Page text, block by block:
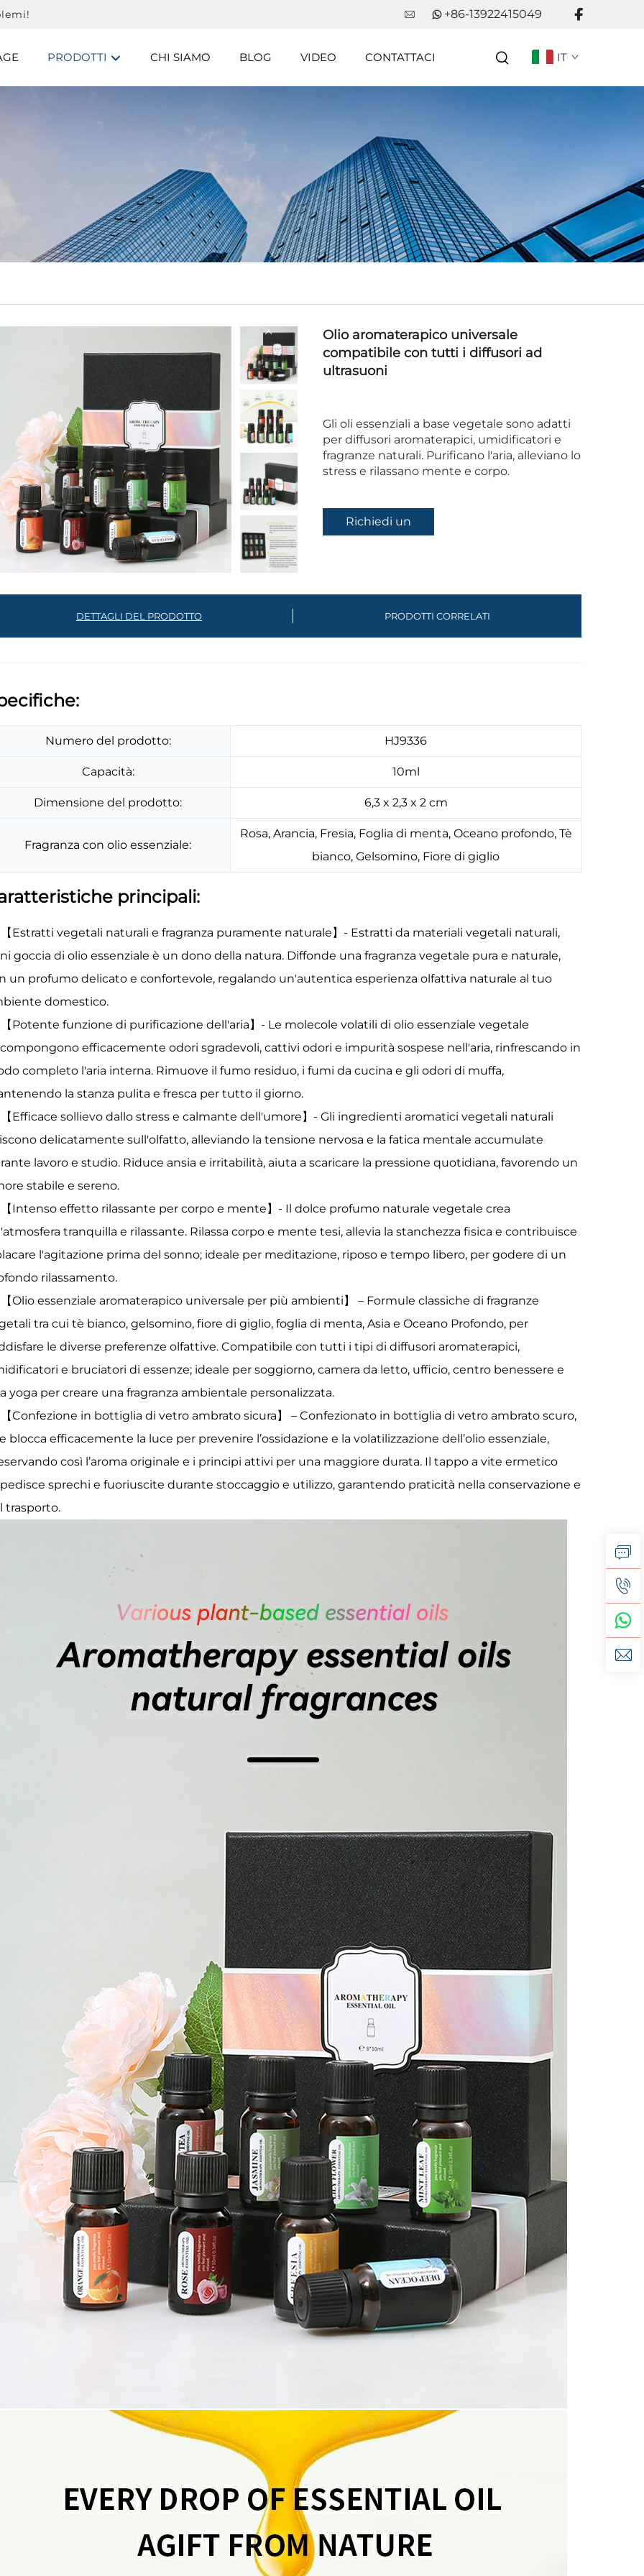
+86-13922415049
PRODOTTI CHI SIAMO BLOG VIDEO CONTATTACI IT
Olio aromaterapico universale
compatibile con tutti i diffusori ad
ultrasuoni
Gli oli essenziali a base vegetale sono adatti
per diffusori aromaterapici, umidificatori e
fragranze naturali. Purificano l'aria, alleviano lo
stress e rilassano mente e corpo.
Richiedi un
DETTAGLI DEL PRODOTTO PRODOTTI CORRELATI
Numero del prodotto: HJ9336
Capacità: 10ml
Dimensione del prodotto: 6,3 x 2,3 x 2 cm
Fragranza con olio essenziale:
Rosa, Arancia, Fresia, Foglia di menta, Oceano profondo, Tè
bianco, Gelsomino, Fiore di giglio
principali:
【Estratti vegetali naturali e fragranza puramente naturale】- Estratti da materiali vegetali naturali,
goccia di olio essenziale è un dono della natura. Diffonde una fragranza vegetale pura e naturale,
un profumo delicato e confortevole, regalando un'autentica esperienza olfattiva naturale al tuo
domestico.
【Potente funzione di purificazione dell'aria】- Le molecole volatili di olio essenziale vegetale
efficacemente odori sgradevoli, cattivi odori e impurità sospese nell'aria, rinfrescando in
completo l'aria interna. Rimuove il fumo residuo, i fumi da cucina e gli odori di muffa,
la stanza pulita e fresca per tutto il giorno.
【Efficace sollievo dallo stress e calmante dell'umore】- Gli ingredienti aromatici vegetali naturali
delicatamente sull'olfatto, alleviando la tensione nervosa e la fatica mentale accumulate
lavoro e studio. Riduce ansia e irritabilità, aiuta a scaricare la pressione quotidiana, favorendo un
stabile e sereno.
【Intenso effetto rilassante per corpo e mente】- Il dolce profumo naturale vegetale crea
tranquilla e rilassante. Rilassa corpo e mente tesi, allevia la stanchezza fisica e contribuisce
l'agitazione prima del sonno; ideale per meditazione, riposo e tempo libero, per godere di un
rilassamento.
【Olio essenziale aromaterapico universale per più ambienti】 – Formule classiche di fragranze
tra cui tè bianco, gelsomino, fiore di giglio, foglia di menta, Asia e Oceano Profondo, per
le diverse preferenze olfattive. Compatibile con tutti i tipi di diffusori aromaterapici,
e bruciatori di essenze; ideale per soggiorno, camera da letto, ufficio, centro benessere e
yoga per creare una fragranza ambientale personalizzata.
【Confezione in bottiglia di vetro ambrato sicura】 – Confezionato in bottiglia di vetro ambrato scuro,
blocca efficacemente la luce per prevenire l’ossidazione e la volatilizzazione dell’olio essenziale,
così l’aroma originale e i principi attivi per una maggiore durata. Il tappo a vite ermetico
sprechi e fuoriuscite durante stoccaggio e utilizzo, garantendo praticità nella conservazione e
trasporto.